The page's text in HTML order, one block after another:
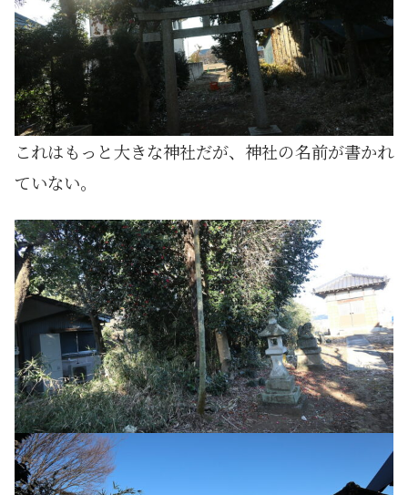
これはもっと大きな神社だが、神社の名前が書かれ
ていない。